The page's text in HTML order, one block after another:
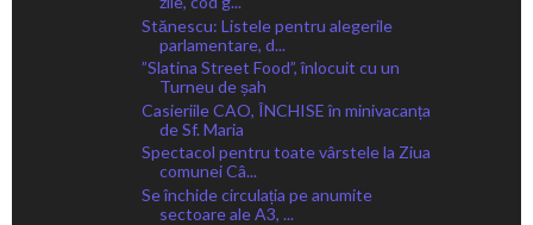
Stănescu: Listele pentru alegerile
parlamentare, d...
”Slatina Street Food”, înlocuit cu un
Turneu de șah
Casieriile CAO, ÎNCHISE în minivacanța
de Sf. Maria
Spectacol pentru toate vârstele la Ziua
comunei Câ...
Se închide circulația pe anumite
sectoare ale A3, ...